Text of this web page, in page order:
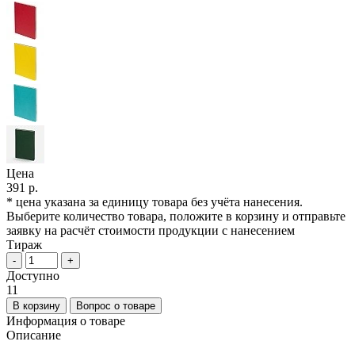
Цена
391 р.
* цена указана за единицу товара без учёта нанесения.
Выберите количество товара, положите в корзину и отправьте
заявку на расчёт стоимости продукции с нанесением
Тираж
- +
Доступно
11
В корзину Вопрос о товаре
Информация о товаре
Описание